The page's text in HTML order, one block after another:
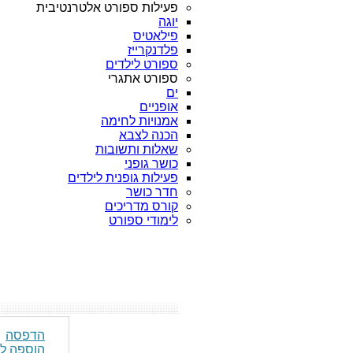
פעילות ספורט אלטרנטיבית
יוגה
פילאטיס
פלדנקרייז
ספורט לילדים
ספורט אתגרי
ים
אופניים
אמנויות לחימה
הכנה לצבא
שאלות ותשובות
כושר גופני
פעילות גופנית לילדים
חדר כושר
קורס מדריכים
לימודי ספורט
הדפסה
הוספה